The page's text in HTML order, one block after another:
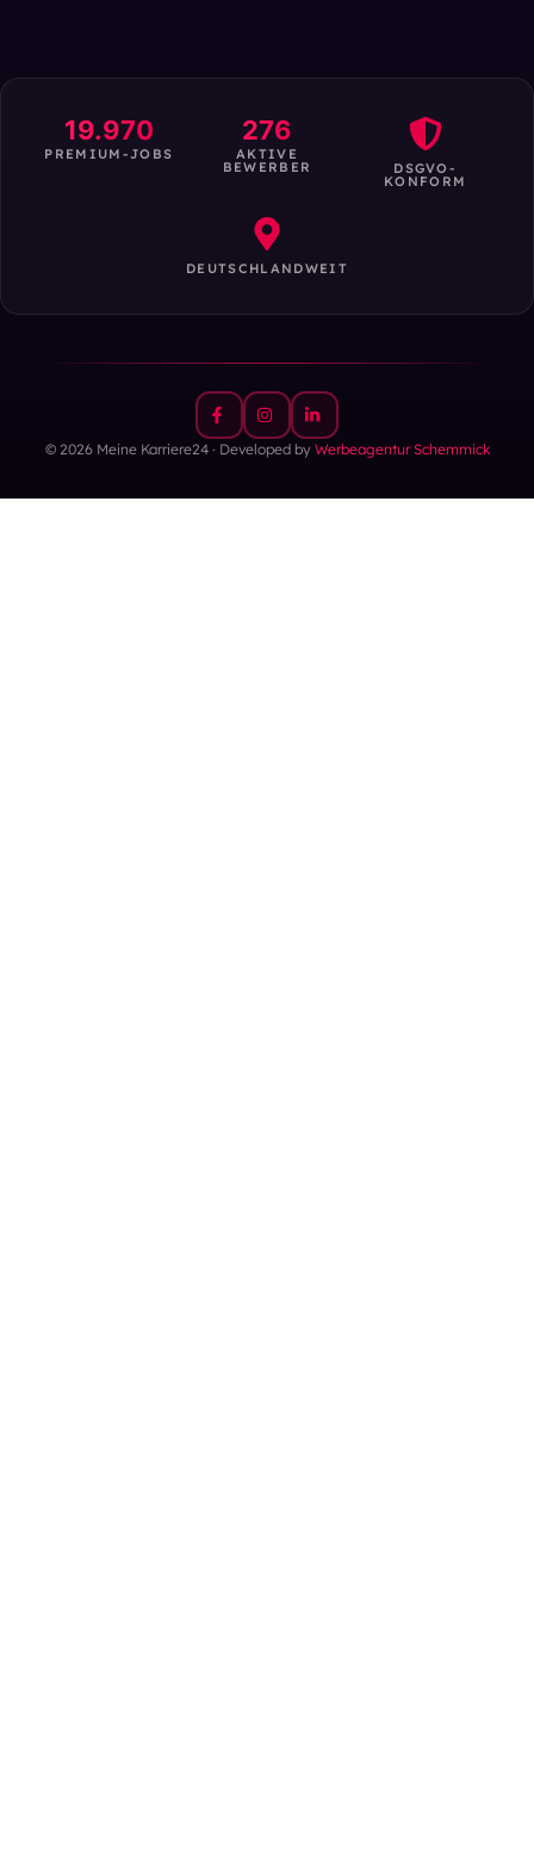
19.970
PREMIUM-JOBS
276
AKTIVE
BEWERBER DSGVO-
KONFORM
DEUTSCHLANDWEIT
© 2026 Meine Karriere24 · Developed by Werbeagentur Schemmick